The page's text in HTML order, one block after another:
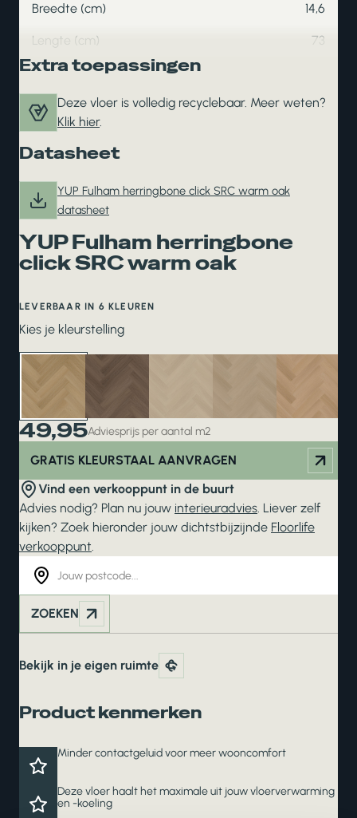
Breedte (cm) 14,6
Lengte (cm) 73
Extra toepassingen
Deze vloer is volledig recyclebaar. Meer weten?
Klik hier.
Datasheet
YUP Fulham herringbone click SRC warm oak
datasheet
YUP Fulham herringbone
click SRC warm oak
LEVERBAAR IN 6 KLEUREN
Kies je kleurstelling
49,95Adviesprijs per aantal m2
GRATIS KLEURSTAAL AANVRAGEN
Vind een verkooppunt in de buurt
Advies nodig? Plan nu jouw interieuradvies. Liever zelf
kijken? Zoek hieronder jouw dichtstbijzijnde Floorlife
verkooppunt.
ZOEKEN
Bekijk in je eigen ruimte
Product kenmerken
Minder contactgeluid voor meer wooncomfort
Deze vloer haalt het maximale uit jouw vloerverwarming
en -koeling